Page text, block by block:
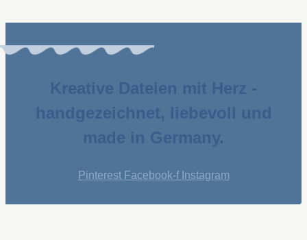
Kreative Dateien mit Herz -
handgezeichnet, liebevoll und
made in Germany.
Pinterest Facebook-f Instagram